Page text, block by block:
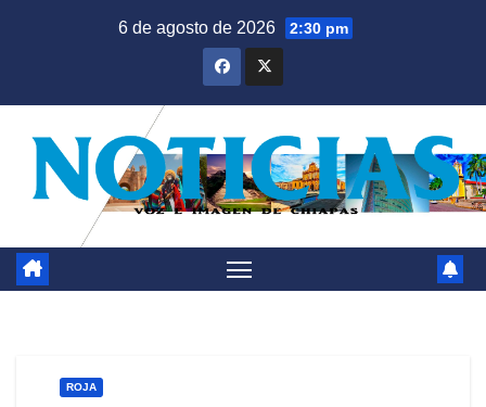
6 de agosto de 2026 2:30 pm
ROJA